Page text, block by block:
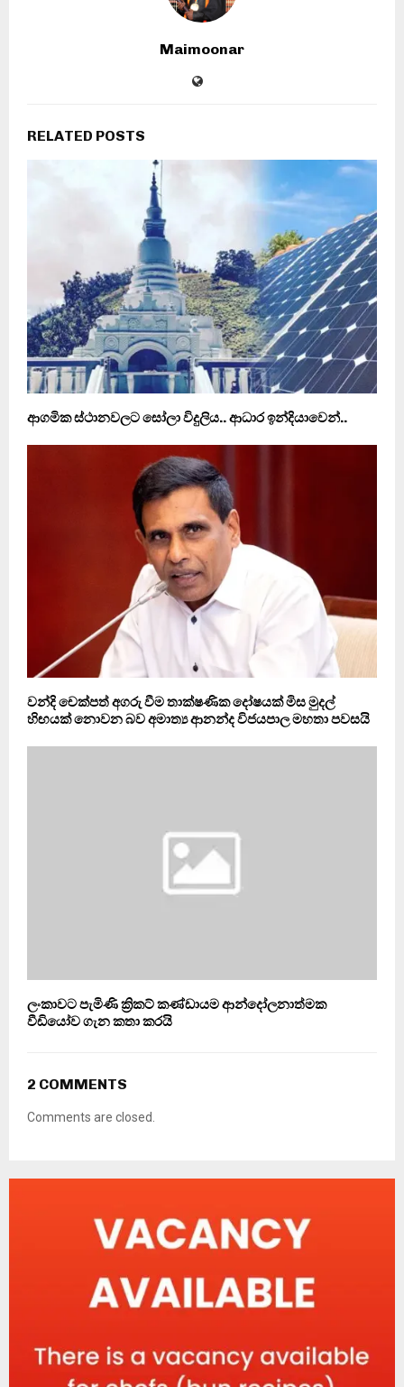
Maimoonar
RELATED POSTS
ආගමික ස්ථානවලට සෝලා විදුලිය.. ආධාර ඉන්දියාවෙන්..
වන්දි චෙක්පත් අගරු වීම තාක්ෂණික දෝෂයක් මිස මුදල්
හිඟයක් නොවන බව අමාත්‍ය ආනන්ද විජයපාල මහතා පවසයි
ලංකාවට පැමිණි ක්‍රිකට් කණ්ඩායම ආන්දෝලනාත්මක
වීඩියෝව ගැන කතා කරයි
2 COMMENTS
Comments are closed.